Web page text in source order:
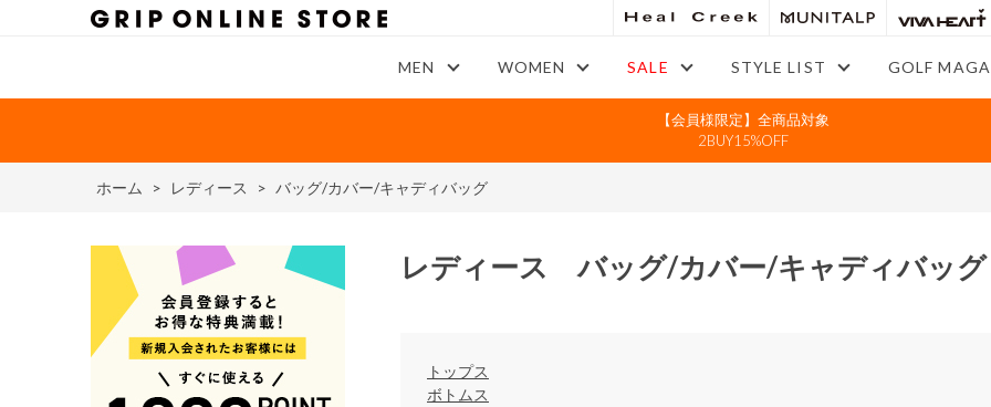
MEN WOMEN SALE STYLE LIST GOLF
【会員様限定】全商品対象
2BUY15%OFF
ホーム > レディース > バッグ/カバー/キャディバッグ
レディース バッグ/カバー/キャディバッグ
トップス
ボトムス